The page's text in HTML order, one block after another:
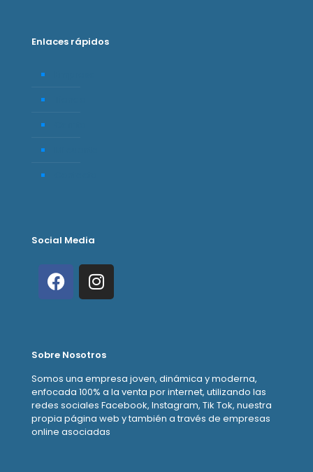
Enlaces rápidos
Social Media
Sobre Nosotros
Somos una empresa joven, dinámica y moderna,
enfocada 100% a la venta por internet, utilizando las
redes sociales Facebook, Instagram, Tik Tok, nuestra
propia página web y también a través de empresas
online asociadas